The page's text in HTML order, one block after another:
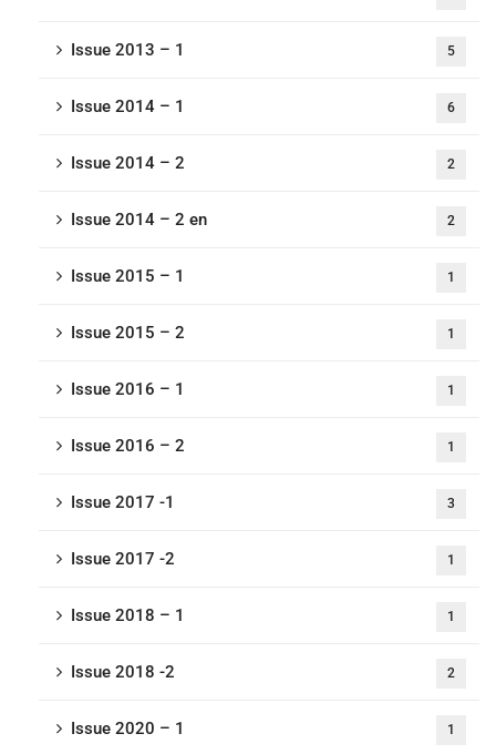
Issue 2013 – 1 5
Issue 2014 – 1 6
Issue 2014 – 2 2
Issue 2014 – 2 en 2
Issue 2015 – 1 1
Issue 2015 – 2 1
Issue 2016 – 1 1
Issue 2016 – 2 1
Issue 2017 -1 3
Issue 2017 -2 1
Issue 2018 – 1 1
Issue 2018 -2 2
Issue 2020 – 1 1